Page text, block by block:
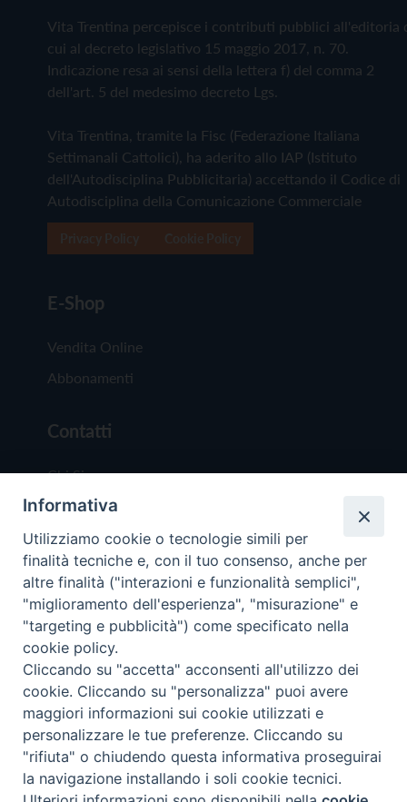
Vita Trentina percepisce i contributi pubblici all'editoria
cui al decreto legislativo 15 maggio 2017, n. 70.
Indicazione resa ai sensi della lettera f) del comma 2
dell'art. 5 del medesimo decreto Lgs.
Vita Trentina, tramite la Fisc (Federazione Italiana
Settimanali Cattolici), ha aderito allo IAP (Istituto
dell'Autodisciplina Pubblicitaria) accettando il Codice di
Autodisciplina della Comunicazione Commerciale
E-Shop
Vendita Online
Abbonamenti
Contatti
Chi Siamo
Redazione
Scrivici
Copyright © 2019 - Tutti i diritti riservati - Vita
Trentina Editrice
Privacy Policy
Torna
Informativa
Utilizziamo cookie o tecnologie simili per
finalità tecniche e, con il tuo consenso, anche per
altre finalità ("interazioni e funzionalità semplici",
"miglioramento dell'esperienza", "misurazione" e
"targeting e pubblicità") come specificato nella
cookie policy.
Cliccando su "accetta" acconsenti all'utilizzo dei
cookie. Cliccando su "personalizza" puoi avere
maggiori informazioni sui cookie utilizzati e
personalizzare le tue preferenze. Cliccando su
"rifiuta" o chiudendo questa informativa proseguirai
la navigazione installando i soli cookie tecnici.